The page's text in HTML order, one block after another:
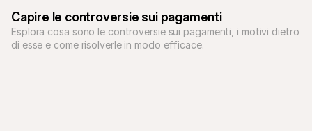
Capire le controversie sui pagamenti
Esplora cosa sono le controversie sui pagamenti, i motivi dietro